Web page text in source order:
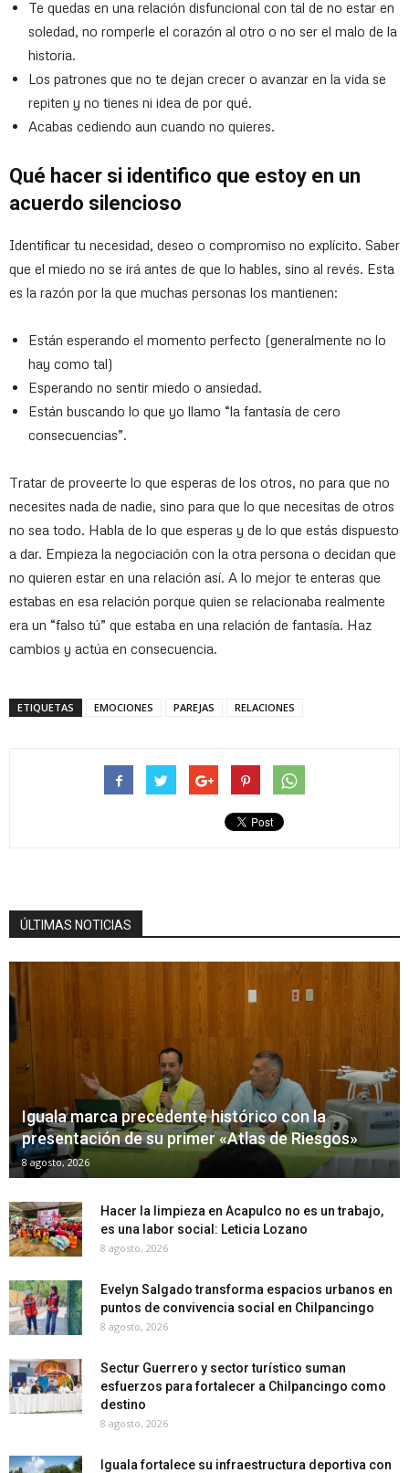
Te quedas en una relación disfuncional con tal de no estar en
soledad, no romperle el corazón al otro o no ser el malo de la
historia.
Los patrones que no te dejan crecer o avanzar en la vida se
repiten y no tienes ni idea de por qué.
Acabas cediendo aun cuando no quieres.
Qué hacer si identifico que estoy en un
acuerdo silencioso
Identificar tu necesidad, deseo o compromiso no explícito. Saber
que el miedo no se irá antes de que lo hables, sino al revés. Esta
es la razón por la que muchas personas los mantienen:
Están esperando el momento perfecto (generalmente no lo
hay como tal)
Esperando no sentir miedo o ansiedad.
Están buscando lo que yo llamo “la fantasía de cero
consecuencias”.
Tratar de proveerte lo que esperas de los otros, no para que no
necesites nada de nadie, sino para que lo que necesitas de otros
no sea todo. Habla de lo que esperas y de lo que estás dispuesto
a dar. Empieza la negociación con la otra persona o decidan que
no quieren estar en una relación así. A lo mejor te enteras que
estabas en esa relación porque quien se relacionaba realmente
era un “falso tú” que estaba en una relación de fantasía. Haz
cambios y actúa en consecuencia.
ETIQUETAS EMOCIONES PAREJAS RELACIONES
ÚLTIMAS NOTICIAS
Iguala marca precedente histórico con la
presentación de su primer «Atlas de Riesgos»
8 agosto, 2026
Hacer la limpieza en Acapulco no es un trabajo,
es una labor social: Leticia Lozano
8 agosto, 2026
Evelyn Salgado transforma espacios urbanos en
puntos de convivencia social en Chilpancingo
8 agosto, 2026
Sectur Guerrero y sector turístico suman
esfuerzos para fortalecer a Chilpancingo como
destino
8 agosto, 2026
Iguala fortalece su infraestructura deportiva con